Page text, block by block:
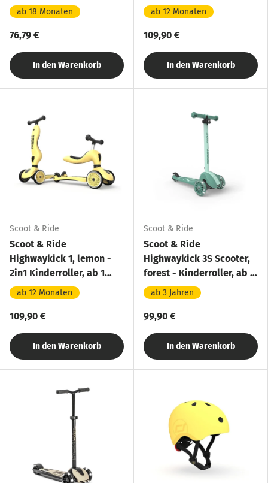
Jahre
ab 18 Monaten
76,79 €
In den Warenkorb
Jahr
ab 12 Monaten
109,90 €
In den Warenkorb
Scoot & Ride
Scoot & Ride
Highwaykick 1, lemon -
2in1 Kinderroller, ab 1
Jahr
ab 12 Monaten
109,90 €
In den Warenkorb
Scoot & Ride
Scoot & Ride
Highwaykick 3S Scooter,
forest - Kinderroller, ab 3
Jahren
ab 3 Jahren
99,90 €
In den Warenkorb